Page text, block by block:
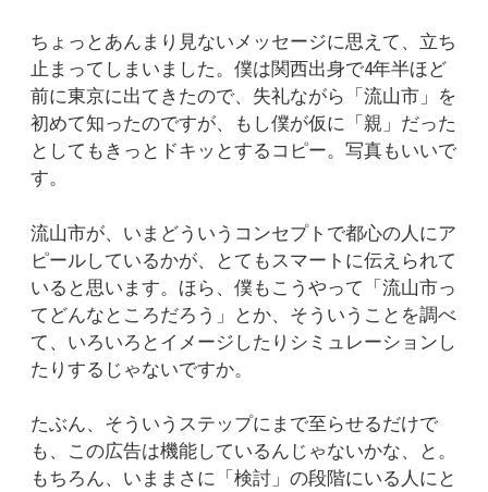
ちょっとあんまり見ないメッセージに思えて、立ち
止まってしまいました。僕は関西出身で4年半ほど
前に東京に出てきたので、失礼ながら「流山市」を
初めて知ったのですが、もし僕が仮に「親」だった
としてもきっとドキッとするコピー。写真もいいで
す。
流山市が、いまどういうコンセプトで都心の人にア
ピールしているかが、とてもスマートに伝えられて
いると思います。ほら、僕もこうやって「流山市っ
てどんなところだろう」とか、そういうことを調べ
て、いろいろとイメージしたりシミュレーションし
たりするじゃないですか。
たぶん、そういうステップにまで至らせるだけで
も、この広告は機能しているんじゃないかな、と。
もちろん、いままさに「検討」の段階にいる人にと